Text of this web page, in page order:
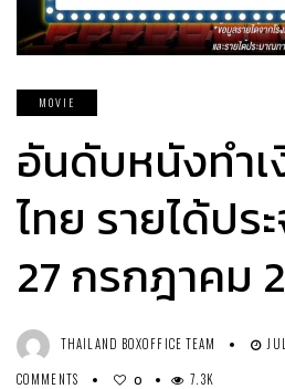
MOVIE
อันดับหนังทำ
ไทย รายได้ปร
27 กรกฎาคม
THAILAND BOXOFFICE TEAM
COMMENTS
0 7.3K